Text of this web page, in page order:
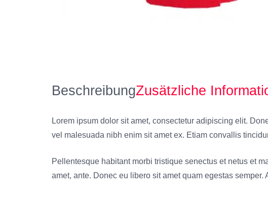
BeschreibungZusätzliche
Lorem ipsum dolor sit amet, consectetur adipiscing elit.
vel malesuada nibh enim sit amet ex. Etiam convallis
Pellentesque habitant morbi tristique senectus et netus et
amet, ante. Donec eu libero sit amet quam egestas